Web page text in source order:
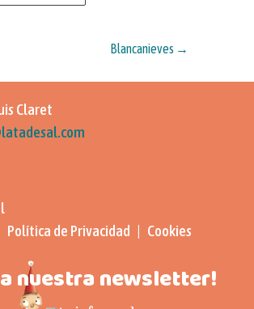
Blancanieves →
Claret
Política de Privacidad | Cookies
nuestra newsletter!